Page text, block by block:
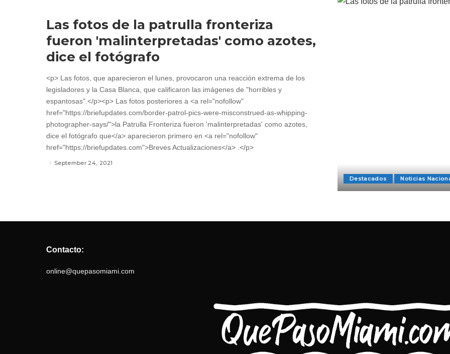
Destacados Noticias
Las fotos de la patrulla fronteriza
fueron 'malinterpretadas' como azotes,
dice el fotógrafo
<p> Las fotos, que aparecieron el lunes, provocaron una reacción extrema de los
legisladores y la Casa Blanca, que calificaron las imágenes de "horribles y
espantosas".</p><p> Las fotos posteriores a <a rel="nofollow"
href="https://briefupdates.com/border-patrol-pics-were-misconstrued-as-whipping-
photographer-says/">la Patrulla Fronteriza fueron 'malinterpretadas' como azotes,
dice el fotógrafo que</a> aparecieron primero en <a rel="nofollow"
href="https://briefupdates.com">Breves Actualizaciones</a> .</p>
September 24, 2021
Contacto:
online@quepasomiami.com